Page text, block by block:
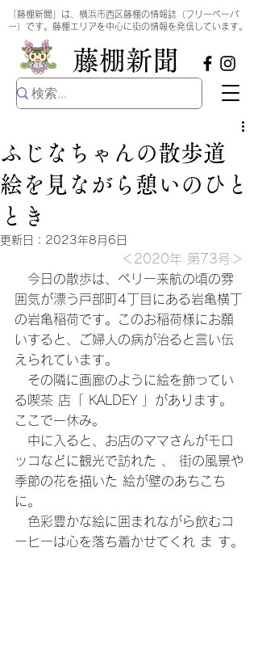
​藤棚新聞
「藤棚新聞」は、横浜市西区藤棚の情報誌（フリーペーパ
ー）です。藤棚エリアを中心に街の情報を発信しています。
ふじなちゃんの散歩道
絵を見ながら憩いのひと
とき
更新日： 2023年8月6日
＜2020年 第73号＞
今日の散歩は、ペリー来航の頃の雰
囲気が漂う戸部町4丁目にある岩亀横丁
の岩亀稲荷です。このお稲荷様にお願
いすると、ご婦人の病が治ると言い伝
えられています。
その隣に画廊のように絵を飾ってい
る喫茶 店「 KALDEY 」があります。
ここで一休み。
中に入ると、お店のママさんがモロ
ッコなどに観光で訪れた 、 街の風景や
季節の花を描いた 絵が壁のあちこち
に。
色彩豊かな絵に囲まれながら飲むコ
ーヒーは心を落ち着かせてくれ ま す。